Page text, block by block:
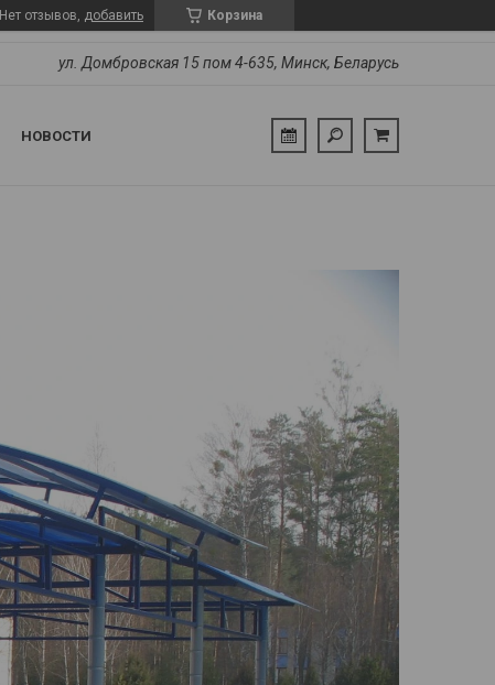
Корзина
Нет отзывов, добавить
ул. Домбровская 15 пом 4-635, Минск, Беларусь
НОВОСТИ